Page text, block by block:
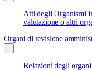
Atti degli Organismi
valutazione o altri
Organi di revisione
Relazioni degli